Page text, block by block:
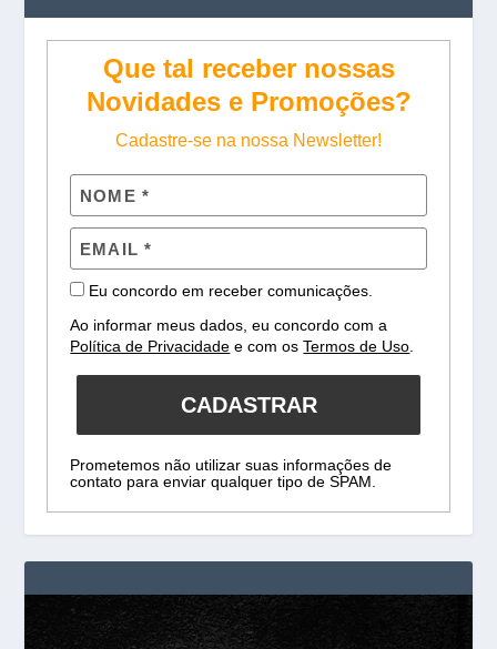
Que tal receber nossas
Novidades e Promoções?
Cadastre-se na nossa Newsletter!
Eu concordo em receber comunicações.
Ao informar meus dados, eu concordo com a
Política de Privacidade e com osTermos de Uso
CADASTRAR
Prometemos não utilizar suas informações de
contato para enviar qualquer tipo de SPAM.